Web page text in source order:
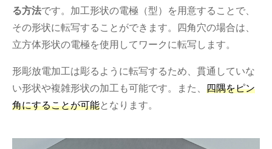
る方法です。加工形状の電極（型）を用意することで、
その形状に転写することができます。四角穴の場合は、
立方体形状の電極を使用してワークに転写します。
形彫放電加工は彫るように転写するため、貫通していな
い形状や複雑形状の加工も可能です。また、 四隅をピン
角にすることが可能となります。